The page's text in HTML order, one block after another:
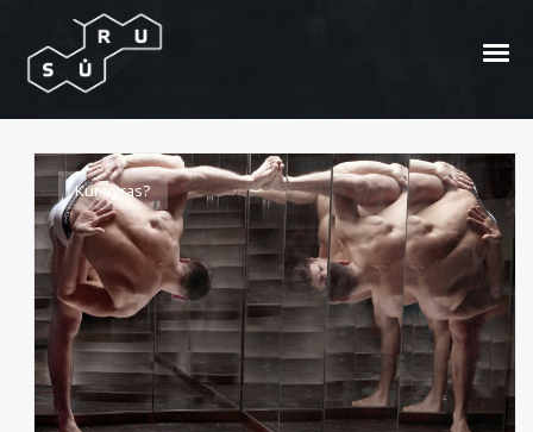
Álvaro Villarrubia
Kur vyras?